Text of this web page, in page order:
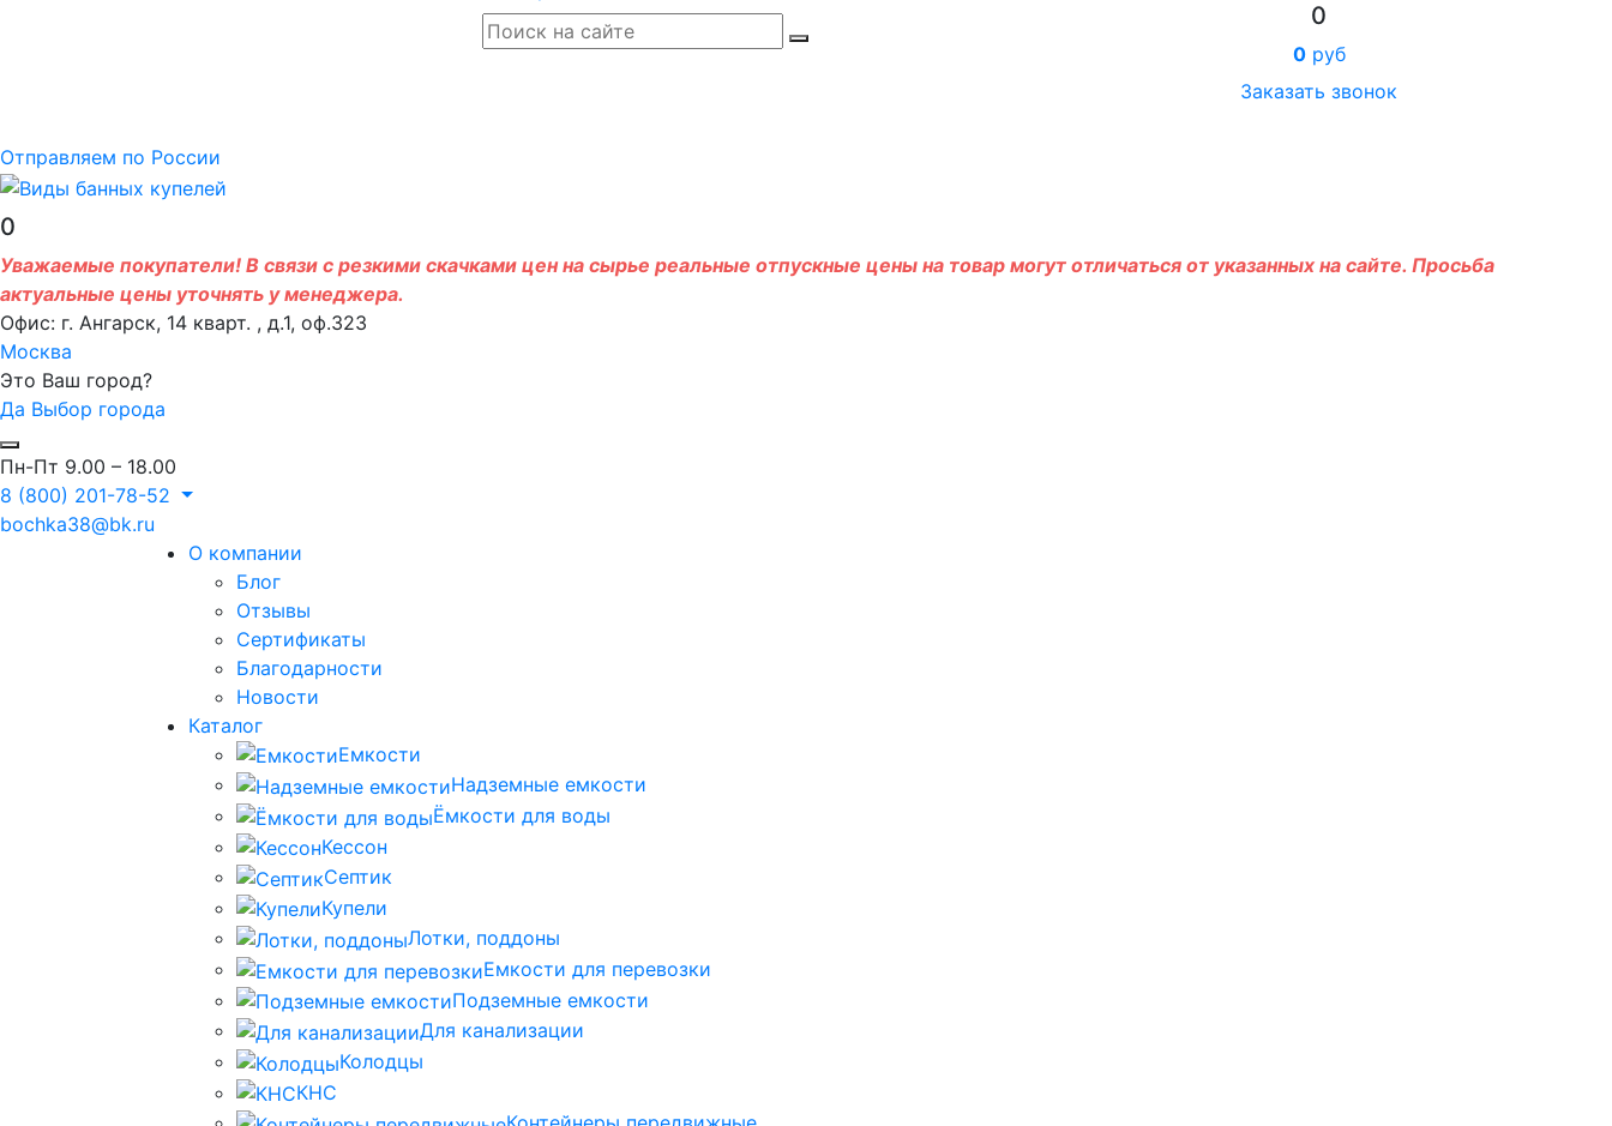
0
0руб
Заказать звонок
Отправляем по России
0
Уважаемые покупатели! В связи с резкими скачками цен на сырье реальные отпускные цены на товар могут отличаться от указанных на сайте. Просьба
актуальные цены уточнять у менеджера.
Офис: г. Ангарск, 14 кварт. , д.1, оф.323
Москва
Это Ваш город?
Да Выбор города
Пн-Пт 9.00 – 18.00
8 (800) 201-78-52
bochka38@bk.ru
О компании
Блог
Отзывы
Сертификаты
Благодарности
Новости
Каталог
Емкости
Надземные емкости
Ёмкости для воды
Кессон
Септик
Купели
Лотки, поддоны
Емкости для перевозки
Подземные емкости
Для канализации
Колодцы
КНС